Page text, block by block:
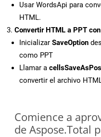
Usar WordsApi para
HTML.
Convertir HTML a PPT
Inicializar SaveOption
como PPT
Llamar a
convertir el archivo
Comience a
de Aspose.Total